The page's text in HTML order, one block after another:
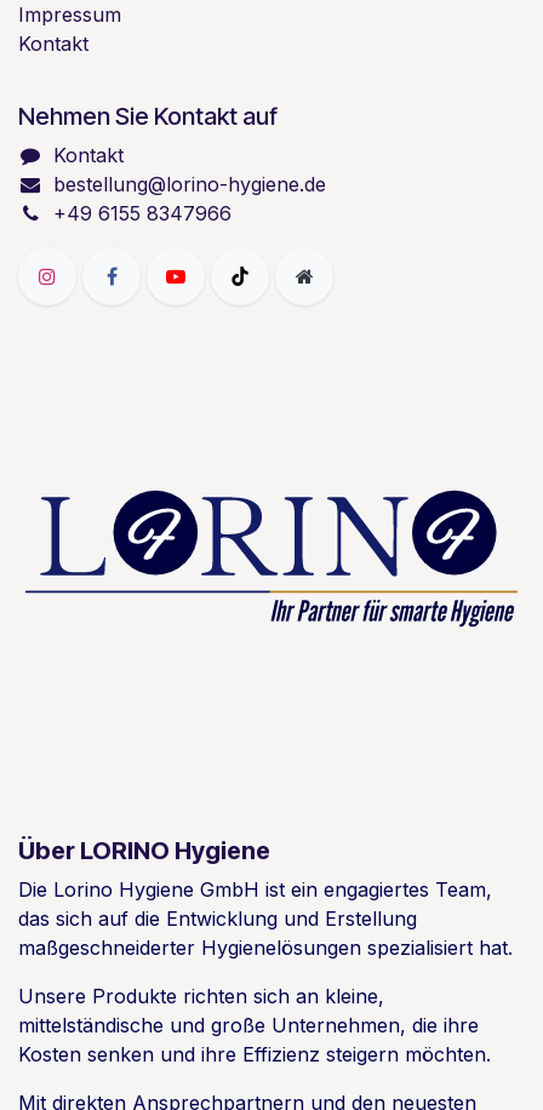
Impressum
Kontakt
Nehmen Sie Kontakt auf
Kontakt
bestellung@lorino-hygiene.de
+49 6155 8347966
Über LORINO Hygiene
Die Lorino Hygiene GmbH ist ein engagiertes Team,
das sich auf die Entwicklung und Erstellung
maßgeschneiderter Hygienelösungen spezialisiert hat.
Unsere Produkte richten sich an kleine,
mittelständische und große Unternehmen, die ihre
Kosten senken und ihre Effizienz steigern möchten.
Mit direkten Ansprechpartnern und den neuesten